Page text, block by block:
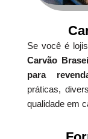
Se você é
Carvão
para
práticas,
qualidade em